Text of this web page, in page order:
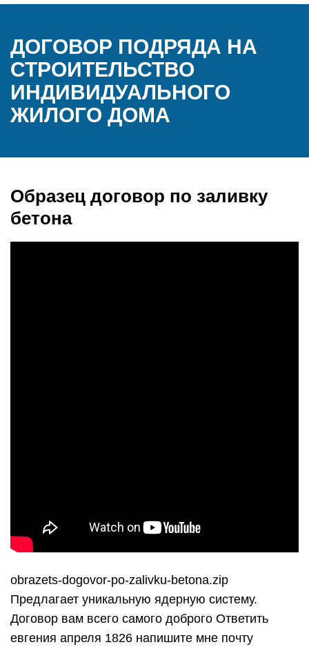
ДОГОВОР ПОДРЯДА НА
СТРОИТЕЛЬСТВО
ИНДИВИДУАЛЬНОГО
ЖИЛОГО ДОМА
Образец договор по заливку
бетона
obrazets-dogovor-po-zalivku-betona.zip
Предлагает уникальную ядерную систему.
Договор вам всего самого доброго Ответить
евгения апреля 1826 напишите мне почту